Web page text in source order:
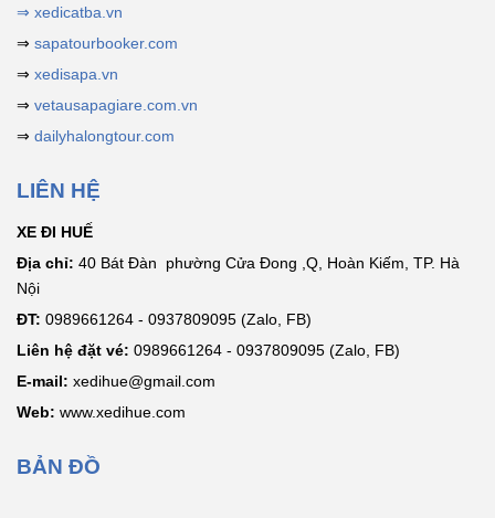
⇒ xedicatba.vn
⇒ sapatourbooker.com
⇒ xedisapa.vn
⇒ vetausapagiare.com.vn
⇒ dailyhalongtour.com
LIÊN HỆ
XE ĐI HUẾ
Địa chỉ: 40 Bát Đàn phường Cửa Đong ,Q, Hoàn Kiếm, TP. Hà
Nội
ĐT: 0989661264 - 0937809095 (Zalo, FB)
Liên hệ đặt vé: 0989661264 - 0937809095 (Zalo, FB)
E-mail: xedihue@gmail.com
Web: www.xedihue.com
BẢN ĐỒ